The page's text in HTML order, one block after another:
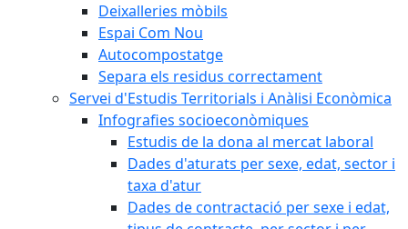
Deixalleries mòbils
Espai Com Nou
Autocompostatge
Separa els residus correctament
Servei d'Estudis Territorials i Anàlisi Econòmica
Infografies socioeconòmiques
Estudis de la dona al mercat laboral
Dades d'aturats per sexe, edat, sector i
taxa d'atur
Dades de contractació per sexe i edat,